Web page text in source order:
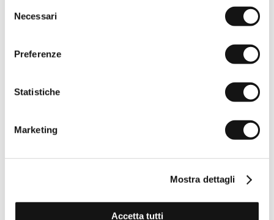
delNecessari
Preferenze
Statistiche
Marketing
Mostra dettagli
Accetta tutti